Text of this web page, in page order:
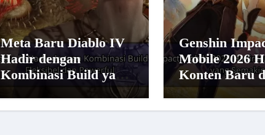
Meta Baru Diablo IV
Hadir dengan
Kombinasi Build yang
Lebih Fleksibel dan
Powerful
Genshin
Mobile 2026
Konten Baru
Dunia yang
Luas